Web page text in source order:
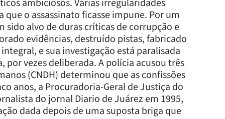
ambiciosos. Várias irregularidades
o assassinato ficasse impune. Por um
alvo de duras críticas de corrupção e
evidências, destruído pistas, fabricado
e sua investigação está paralisada
vezes deliberada. A polícia acusou três
(CNDH) determinou que as confissões
anos, a Procuradoria-Geral de Justiça do
do jornal Diario de Juárez em 1995,
dada depois de uma suposta briga que